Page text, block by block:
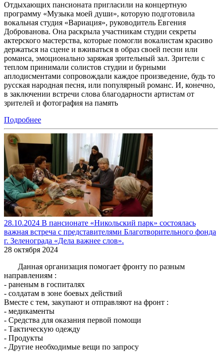
Отдыхающих пансионата пригласили на концертную
программу «Музыка моей души», которую подготовила
вокальная студия «Вариация», руководитель Евгения
Доброванова. Она раскрыла участникам студии секреты
актерского мастерства, которые помогли вокалистам красиво
держаться на сцене и вживаться в образ своей песни или
романса, эмоционально заряжая зрительный зал. Зрители с
теплом принимали солистов студии и бурными
аплодисментами сопровождали каждое произведение, будь то
русская народная песня, или популярный романс. И, конечно,
в заключении встречи слова благодарности артистам от
зрителей и фотография на память
Подробнее
28.10.2024 В пансионате «Никольский парк» состоялась
важная встреча с представителями Благотворительного фонда
г. Зеленограда «Дела важнее слов».
28 октября 2024
Данная организация помогает фронту по разным
направлениям :
- раненым в госпиталях
- солдатам в зоне боевых действий
Вместе с тем, закупают и отправляют на фронт :
- медикаменты
- Средства для оказания первой помощи
- Тактическую одежду
- Продукты
- Другие необходимые вещи по запросу